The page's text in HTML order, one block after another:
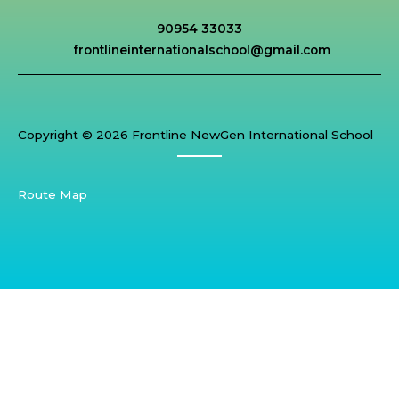
90954 33033
frontlineinternationalschool@gmail.com
Copyright © 2026 Frontline NewGen International School
Route Map